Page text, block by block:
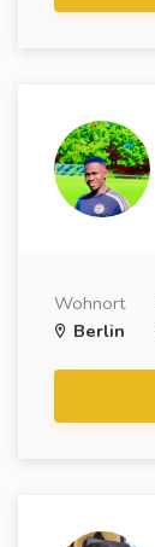
Wohnort
Berlin